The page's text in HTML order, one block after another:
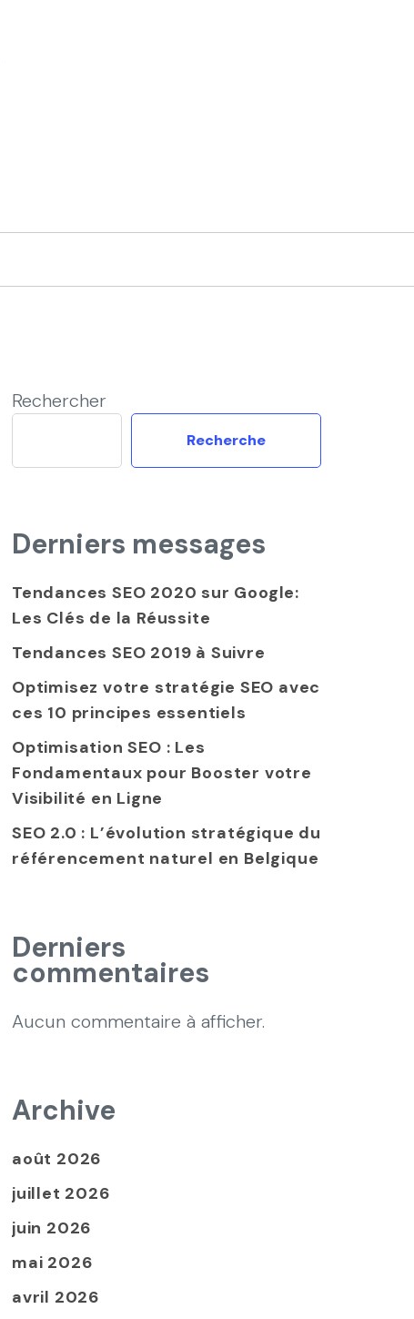
Rechercher
Recherche
Derniers messages
Tendances SEO 2020 sur Google:
Les Clés de la Réussite
Tendances SEO 2019 à Suivre
Optimisez votre stratégie SEO avec
ces 10 principes essentiels
Optimisation SEO : Les
Fondamentaux pour Booster votre
Visibilité en Ligne
SEO 2.0 : L’évolution stratégique du
référencement naturel en Belgique
Derniers
commentaires
Aucun commentaire à afficher.
Archive
août 2026
juillet 2026
juin 2026
mai 2026
avril 2026